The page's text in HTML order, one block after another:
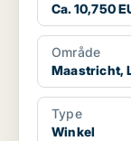
Ca. 10,750
Område
Maastricht,
Type
Winkel